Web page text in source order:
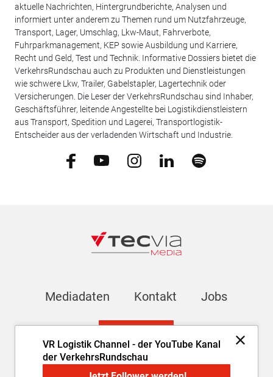
VR Logistik Channel - der YouTube Kanal
der VerkehrsRundschau
aktuelle Nachrichten, Hintergrundberichte, Analysen und
informiert unter anderem zu Themen rund um Nutzfahrzeuge,
Transport, Lager, Umschlag, Lkw-Maut, Fahrverbote,
Fuhrparkmanagement, KEP sowie Ausbildung und Karriere,
Recht und Geld, Test und Technik. Informative Dossiers bietet die
VerkehrsRundschau auch zu Produkten und Dienstleistungen
wie schwere Lkw, Trailer, Gabelstapler, Lagertechnik oder
Versicherungen. Die Leser der VerkehrsRundschau sind Inhaber,
Geschäftsführer, leitende Angestellte bei Logistikdienstleistern
aus Transport, Spedition und Lagerei, Transportlogistik-
Entscheider aus der verladenden Wirtschaft und Industrie.
Mediadaten Kontakt Jobs
AGB Datenschutz Cookie-Einstellungen